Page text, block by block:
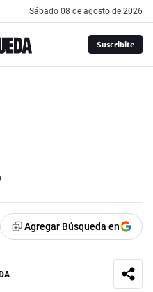
sábado 08 de agosto de 2026
Suscribite
Agregar Búsqueda en